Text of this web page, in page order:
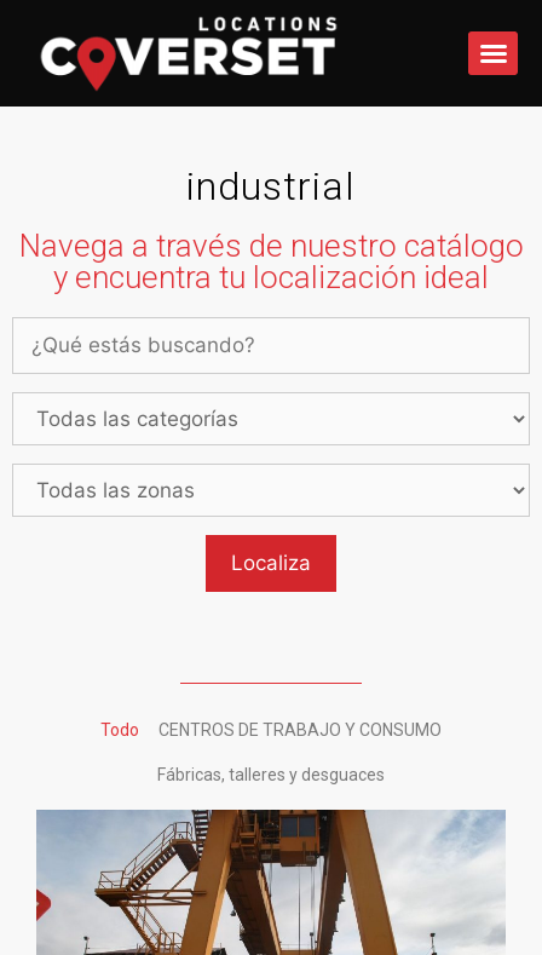
industrial
Navega a través de nuestro catálogo
y encuentra tu localización ideal
Todo CENTROS DE TRABAJO Y CONSUMO
Fábricas, talleres y desguaces